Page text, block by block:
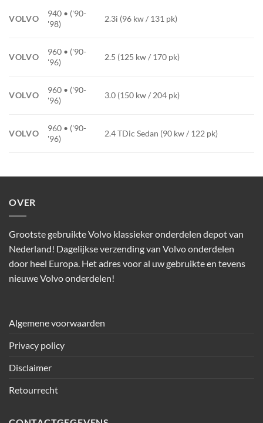
VOLVO
940 • ('90-
'98)
2.3i (96 kw / 131 pk)
VOLVO
960 • ('90-
'96)
2.5 (125 kw / 170 pk)
VOLVO
960 • ('90-
'96)
3.0 (150 kw / 204 pk)
VOLVO
960 • ('90-
'96)
2.4 TDic Sedan (90 kw / 122 pk)
OVER
Grootste gebruikte Volvo klassieker onderdelen depot van
Nederland! Dagelijkse verzending van Volvo onderdelen
door heel Europa. Het adres voor al uw gebruikte en tevens
nieuwe Volvo onderdelen!
Algemene voorwaarden
Privacy policy
Disclaimer
Retourrecht